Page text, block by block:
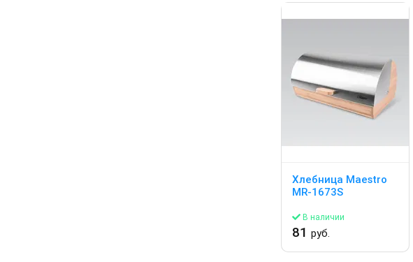
Хлебница Maestro
MR-1673S
В наличии
81 руб.